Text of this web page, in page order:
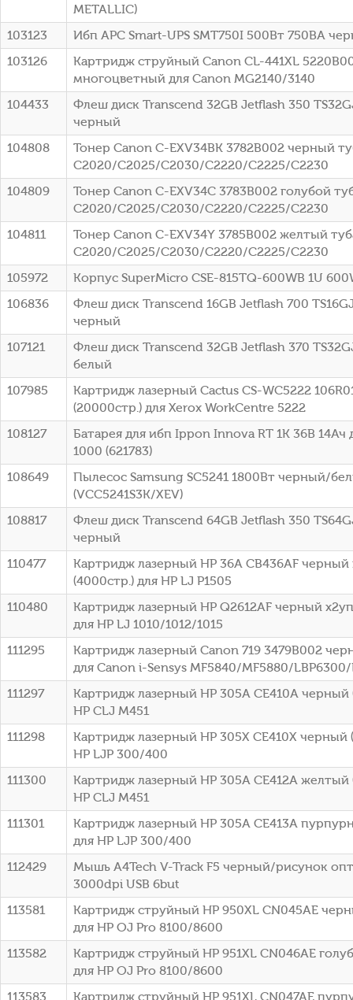
METALLIC)
103123
Ибп APC Smart-UPS SMT750I 500Вт 750ВА
103126
Картридж струйный Canon CL-441XL
многоцветный для Canon MG2140/3140
104433
Флеш диск Transcend 32GB Jetflash 350
черный
104808
Тонер Canon C-EXV34BK 3782B002 черный
C2020/C2025/C2030/C2220/C2225/C2230
104809
Тонер Canon C-EXV34C 3783B002 голубой
C2020/C2025/C2030/C2220/C2225/C2230
104811
Тонер Canon C-EXV34Y 3785B002 желтый
C2020/C2025/C2030/C2220/C2225/C2230
105972
Корпус SuperMicro CSE-815TQ-600WB 1U
106836
Флеш диск Transcend 16GB Jetflash 700
черный
107121
Флеш диск Transcend 32GB Jetflash 370
белый
107985
Картридж лазерный Cactus CS-WC5222
(20000стр.) для Xerox WorkCentre 5222
108127
Батарея для ибп Ippon Innova RT 1K 36В 14Ач
1000 (621783)
108649
Пылесос Samsung SC5241 1800Вт черный/
(VCC5241S3K/XEV)
108817
Флеш диск Transcend 64GB Jetflash 350
черный
110477
Картридж лазерный HP 36A CB436AF черный
(4000стр.) для HP LJ P1505
110480
Картридж лазерный HP Q2612AF черный
для HP LJ 1010/1012/1015
111295
Картридж лазерный Canon 719 3479B002
для Canon i-Sensys MF5840/MF5880/
111297
Картридж лазерный HP 305A CE410A черный
HP CLJ M451
111298
Картридж лазерный HP 305X CE410X черный
HP LJP 300/400
111300
Картридж лазерный HP 305A CE412A желтый
HP CLJ M451
111301
Картридж лазерный HP 305A CE413A
для HP LJP 300/400
112429
Мышь A4Tech V-Track F5 черный/рисунок
3000dpi USB 6but
113581
Картридж струйный HP 950XL CN045AE
для HP OJ Pro 8100/8600
113582
Картридж струйный HP 951XL CN046AE
для HP OJ Pro 8100/8600
113583
Картридж струйный HP 951XL CN047AE